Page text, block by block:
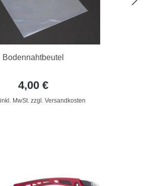
Bodennahtbeutel
4,00 €
MwSt. zzgl. Versandkosten